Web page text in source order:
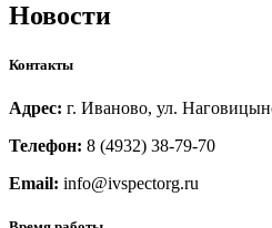
Новости
Контакты
Адрес: г. Иваново, ул.
Телефон: 8 (4932) 38-79-70
Email: info@ivspectorg.ru